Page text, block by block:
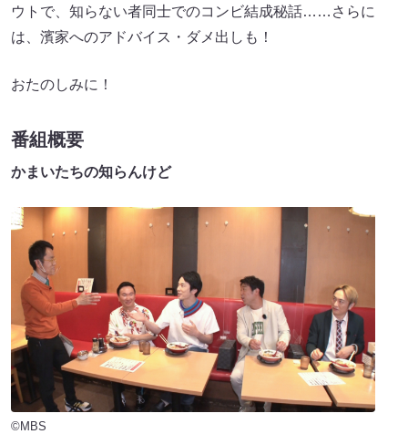
ウトで、知らない者同士でのコンビ結成秘話……さらに
は、濱家へのアドバイス・ダメ出しも！
おたのしみに！
番組概要
かまいたちの知らんけど
©MBS